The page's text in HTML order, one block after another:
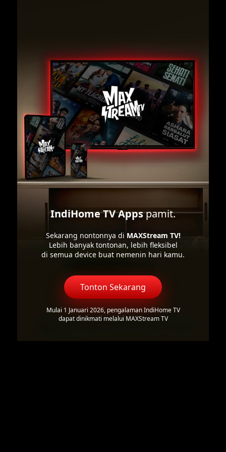
IndiHome TV Appspamit.
Sekarang nontonnya di MAXStream TV!
Lebih banyak tontonan, lebih fleksibel
di semua device buat nemenin hari kamu.
Tonton Sekarang
Mulai 1 Januari 2026, pengalaman IndiHome TV
dapat dinikmati melalui MAXStream TV